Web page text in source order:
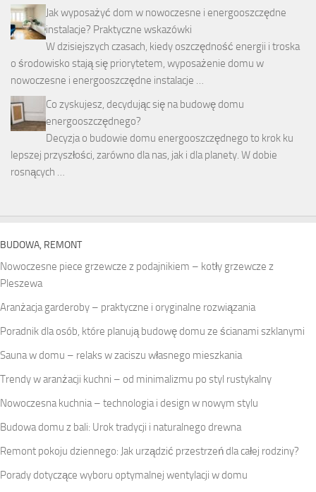
Jak wyposażyć dom w nowoczesne i energooszczędne
instalacje? Praktyczne wskazówki
W dzisiejszych czasach, kiedy oszczędność energii i troska
o środowisko stają się priorytetem, wyposażenie domu w
nowoczesne i energooszczędne instalacje …
Co zyskujesz, decydując się na budowę domu
energooszczędnego?
Decyzja o budowie domu energooszczędnego to krok ku
lepszej przyszłości, zarówno dla nas, jak i dla planety. W dobie
rosnących …
BUDOWA, REMONT
Nowoczesne piece grzewcze z podajnikiem – kotły grzewcze z
Pleszewa
Aranżacja garderoby – praktyczne i oryginalne rozwiązania
Poradnik dla osób, które planują budowę domu ze ścianami szklanymi
Sauna w domu – relaks w zaciszu własnego mieszkania
Trendy w aranżacji kuchni – od minimalizmu po styl rustykalny
Nowoczesna kuchnia – technologia i design w nowym stylu
Budowa domu z bali: Urok tradycji i naturalnego drewna
Remont pokoju dziennego: Jak urządzić przestrzeń dla całej rodziny?
Porady dotyczące wyboru optymalnej wentylacji w domu